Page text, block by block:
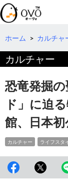
検
索
コ
テ
ツ
へ
移
動
ホーム > カルチャ
カルチャー
恐竜発掘
ド」に迫
館、日本
カルチャー ライフスタ